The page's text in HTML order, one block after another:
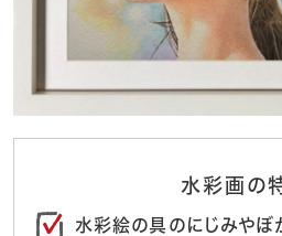
水彩画の
水彩絵の具のにじみやぼ